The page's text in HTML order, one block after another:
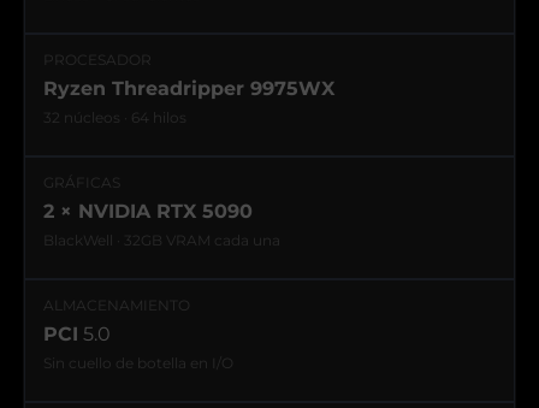
PROCESADOR
Ryzen Threadripper 9975WX
32 núcleos · 64 hilos
GRÁFICAS
2 × NVIDIA RTX 5090
BlackWell · 32GB VRAM cada una
ALMACENAMIENTO
PCI 5.0
Sin cuello de botella en I/O